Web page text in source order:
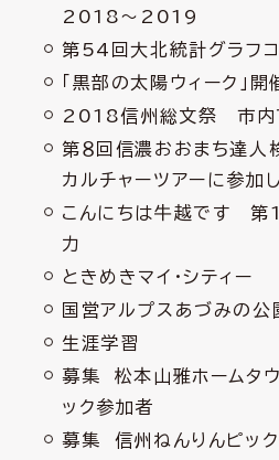
2018～2019
第54回大北統計グラフ
「黒部の太陽ウィーク」開
2018信州総文祭 市内
第８回信濃おおまち達
カルチャーツアーに参加
こんにちは牛越です 第
力
ときめきマイ・シティー
国営アルプスあづみの
生涯学習
募集 松本山雅ホームタウ
ック参加者
募集 信州ねんりんピッ